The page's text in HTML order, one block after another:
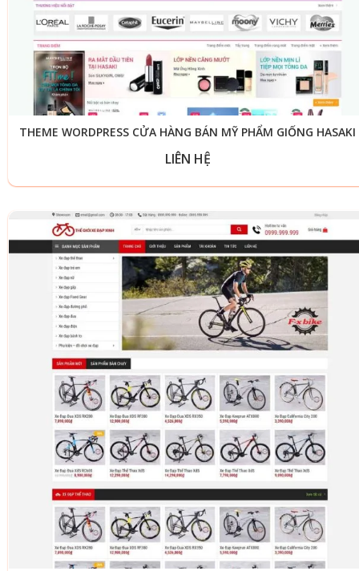
THEME WORDPRESS CỬA HÀNG BÁN MỸ PHẨM GIỐNG HASAKI
LIÊN HỆ